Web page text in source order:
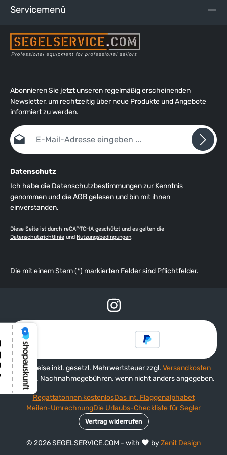
Servicemenü
Abonnieren Sie jetzt unseren regelmäßig erscheinenden
Newsletter, um rechtzeitig über neue Produkte und Angebote
informiert zu werden.
E-Mail-Adresse*
Datenschutz
Ich habe die Datenschutzbestimmungenzur Kenntnis
genommen und dieAGBgelesen und bin mit ihnen
einverstanden.
Diese Seite ist durch reCAPTCHA geschützt und es gelten die
Datenschutzrichtlinie und Nutzungsbedingungen.
Die mit einem Stern (*) markierten Felder sind Pflichtfelder.
Alle Preise inkl. gesetzl. Mehrwertsteuer zzgl. Versandkosten
und ggf. Nachnahmegebühren, wenn nicht anders angegeben.
© 2026 SEGELSERVICE.COM - with byZenit Design
Regattatonnen kostenlosDas int. Flaggenalphabet
Meilen-UmrechnungDie Urlaubs-Checkliste für Segler
Vertrag widerrufen